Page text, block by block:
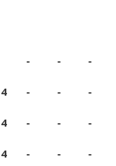
- - -
- - -
- - -
- - -